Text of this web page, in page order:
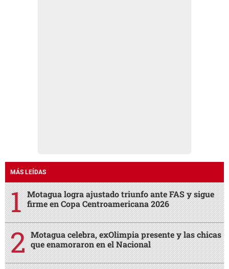
MÁS LEÍDAS
Motagua logra ajustado triunfo ante FAS y sigue
firme en Copa Centroamericana 2026
Motagua celebra, exOlimpia presente y las chicas
que enamoraron en el Nacional